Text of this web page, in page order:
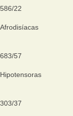
586/22
Afrodisíacas
683/57
Hipotensoras
303/37